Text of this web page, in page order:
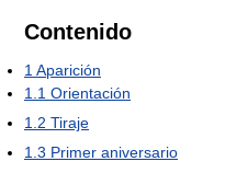
Contenido
1 Aparición
1.1 Orientación
1.2 Tiraje
1.3 Primer aniversario